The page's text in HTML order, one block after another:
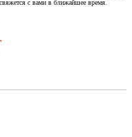
с вами в ближайшее время.